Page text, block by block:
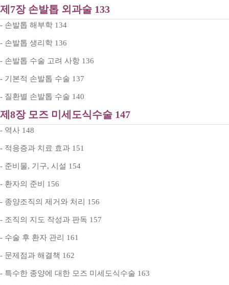
제7장 손발톱 외과술 133
- 손발톱 해부학 134
- 손발톱 생리학 136
- 손발톱 수술 고려 사항 136
- 기본적 손발톱 수술 137
- 질환별 손발톱 수술 140
제8장 모즈 미세도식수술 147
- 역사 148
- 적응증과 치료 효과 151
- 준비물, 기구, 시설 154
- 환자의 준비 156
- 종양조직의 제거와 처리 156
- 조직의 지도 작성과 판독 157
- 수술 후 환자 관리 161
- 문제점과 해결책 162
- 특수한 종양에 대한 모즈 미세도식수술 163